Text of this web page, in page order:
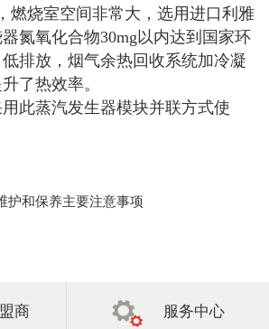
燃烧室空间非常大，选用进口利雅
氮氧化合物30mg以内达到国家环
排放，烟气余热回收系统加冷凝
了热效率。
此蒸汽发生器模块并联方式使
护和保养主要注意事项
商 服务中心